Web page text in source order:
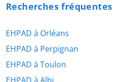
Recherches fréquentes
EHPAD à Orléans
EHPAD à Perpignan
EHPAD à Toulon